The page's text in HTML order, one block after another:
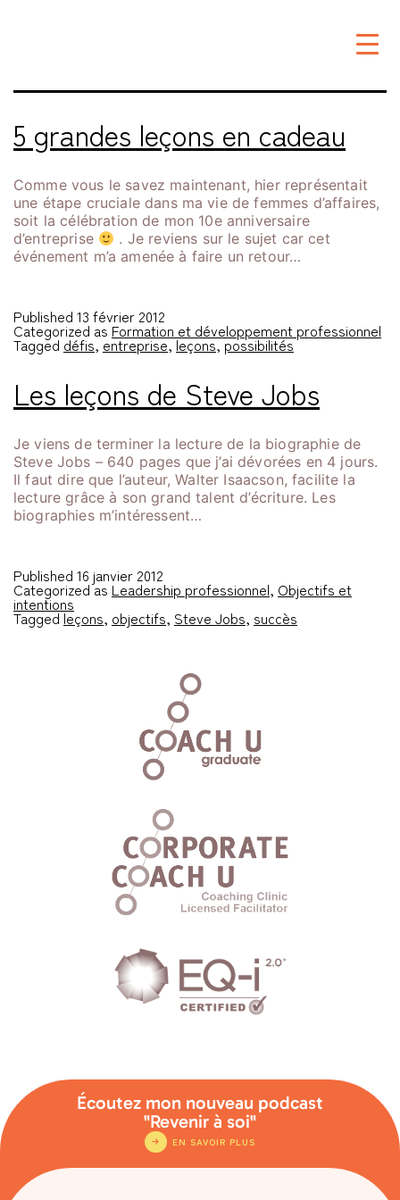
5 grandes leçons en cadeau
Comme vous le savez maintenant, hier représentait
une étape cruciale dans ma vie de femmes d’affaires,
soit la célébration de mon 10e anniversaire
d’entreprise
. Je reviens sur le sujet car cet
événement m’a amenée à faire un retour…
Published 13 février 2012
Categorized as Formation et développement professionnel
Tagged défis, entreprise,leçons,possibilités
Les leçons de Steve Jobs
Je viens de terminer la lecture de la biographie de
Steve Jobs – 640 pages que j’ai dévorées en 4 jours.
Il faut dire que l’auteur, Walter Isaacson, facilite la
lecture grâce à son grand talent d’écriture. Les
biographies m’intéressent…
Published 16 janvier 2012
Categorized as Leadership professionnel, Objectifs et
intentions
Taggedleçons, objectifs, Steve Jobs, succès
Écoutez mon nouveau podcast
"Revenir à soi"
EN SAVOIR PLUS